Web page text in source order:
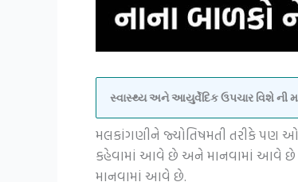
સ્વાસ્થ્ય અને આયુર્વેદિક ઉપચાર વિશે ની
મલકાંગણીને જ્યોતિષમતી તરીકે પણ
કહેવામાં આવે છે અને માનવામાં આવે છે કે
માનવામાં આવે છે.